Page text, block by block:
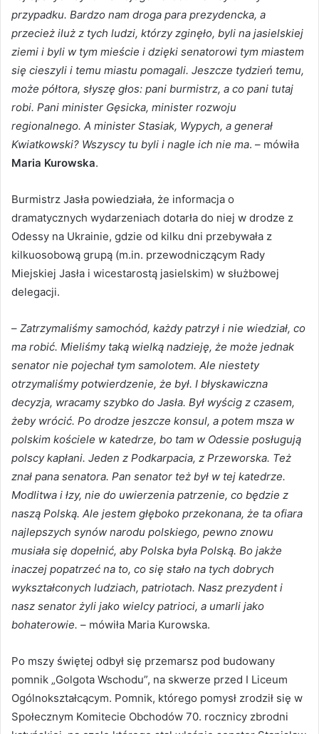
przypadku. Bardzo nam droga para prezydencka, a
przecież iluż z tych ludzi, którzy zginęło, byli na jasielskiej
ziemi i byli w tym mieście i dzięki senatorowi tym miastem
się cieszyli i temu miastu pomagali. Jeszcze tydzień temu,
może półtora, słyszę głos: pani burmistrz, a co pani tutaj
robi. Pani minister Gęsicka, minister rozwoju
regionalnego. A minister Stasiak, Wypych, a generał
Kwiatkowski? Wszyscy tu byli i nagle ich nie ma. – mówiła
Maria Kurowska.
Burmistrz Jasła powiedziała, że informacja o
dramatycznych wydarzeniach dotarła do niej w drodze z
Odessy na Ukrainie, gdzie od kilku dni przebywała z
kilkuosobową grupą (m.in. przewodniczącym Rady
Miejskiej Jasła i wicestarostą jasielskim) w służbowej
delegacji.
– Zatrzymaliśmy samochód, każdy patrzył i nie wiedział, co
ma robić. Mieliśmy taką wielką nadzieję, że może jednak
senator nie pojechał tym samolotem. Ale niestety
otrzymaliśmy potwierdzenie, że był. I błyskawiczna
decyzja, wracamy szybko do Jasła. Był wyścig z czasem,
żeby wrócić. Po drodze jeszcze konsul, a potem msza w
polskim kościele w katedrze, bo tam w Odessie posługują
polscy kapłani. Jeden z Podkarpacia, z Przeworska. Też
znał pana senatora. Pan senator też był w tej katedrze.
Modlitwa i łzy, nie do uwierzenia patrzenie, co będzie z
naszą Polską. Ale jestem głęboko przekonana, że ta ofiara
najlepszych synów narodu polskiego, pewno znowu
musiała się dopełnić, aby Polska była Polską. Bo jakże
inaczej popatrzeć na to, co się stało na tych dobrych
wykształconych ludziach, patriotach. Nasz prezydent i
nasz senator żyli jako wielcy patrioci, a umarli jako
bohaterowie. – mówiła Maria Kurowska.
Po mszy świętej odbył się przemarsz pod budowany
pomnik „Golgota Wschodu”, na skwerze przed I Liceum
Ogólnokształcącym. Pomnik, którego pomysł zrodził się w
Społecznym Komitecie Obchodów 70. rocznicy zbrodni